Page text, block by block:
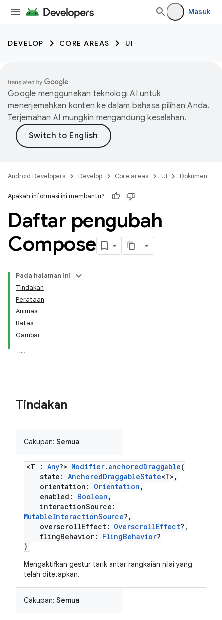
Masuk
DEVELOP CORE AREAS UI
Google menggunakan teknologi AI untuk
menerjemahkan konten ke dalam bahasa pilihan Anda.
Terjemahan AI mungkin mengandung kesalahan.
Android Developers Develop Core areas UI Dokumen
Apakah informasi ini membantu?
Daftar pengubah
Compose
Pada halaman ini
Tindakan
Perataan
Animasi
Batas
Gambar
Tindakan
Cakupan: Semua
<T : Any?> Modifier.anchoredDraggable(
state: AnchoredDraggableState<T>,
orientation: Orientation ,
enabled: Boolean ,
interactionSource:
MutableInteractionSource?,
overscrollEffect: OverscrollEffect?,
flingBehavior: FlingBehavior?
)
Mengaktifkan gestur tarik antar rangkaian nilai yang
telah ditetapkan.
Cakupan: Semua